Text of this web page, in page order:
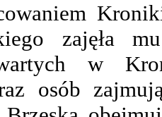
zajęła
w
osób